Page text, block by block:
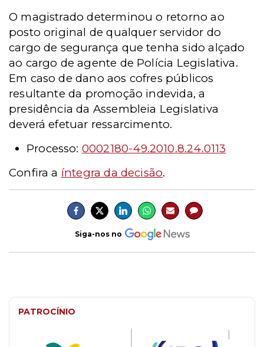
O magistrado determinouo retorno ao
posto original de qualquer servidor do
cargo de segurança que tenha sido alçado
ao cargo de agente de Polícia Legislativa.
Em caso de dano aos cofres públicos
resultante da promoção indevida, a
presidência da Assembleia Legislativa
deverá efetuar ressarcimento.
Processo: 0002180-49.2010.8.24.0113
Confira a íntegra da decisão.
Siga-nos no
PATROCÍNIO